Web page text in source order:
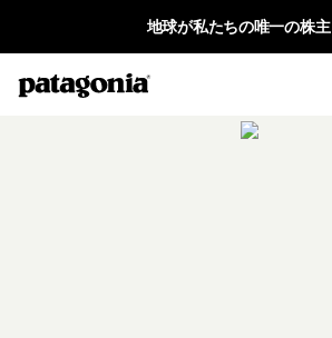
地球が私たちの唯一の株主